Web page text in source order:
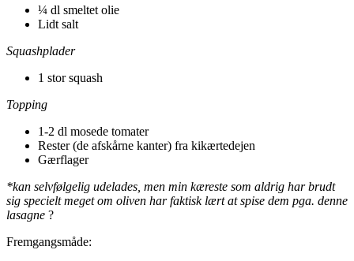
¼ dl smeltet olie
Lidt salt
Squashplader
1 stor squash
Topping
1-2 dl mosede tomater
Rester (de afskårne kanter) fra kikærtedejen
Gærflager
*kan selvfølgelig udelades, men min kæreste som aldrig har brudt
sig specielt meget om oliven har faktisk lært at spise dem pga. denne
lasagne ?
Fremgangsmåde: